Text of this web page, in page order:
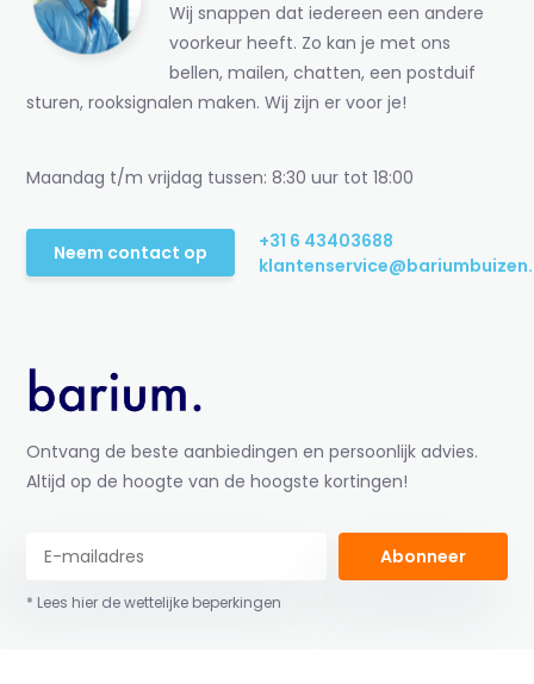
Wij snappen dat iedereen een andere
voorkeur heeft. Zo kan je met ons
bellen, mailen, chatten, een postduif
sturen, rooksignalen maken. Wij zijn er voor je!
Maandag t/m vrijdag tussen: 8:30 uur tot 18:00
Neem contact op
+31 6 43403688
Ontvang de beste aanbiedingen en persoonlijk advies.
Altijd op de hoogte van de hoogste kortingen!
Abonneer
* Lees hier de wettelijke beperkingen